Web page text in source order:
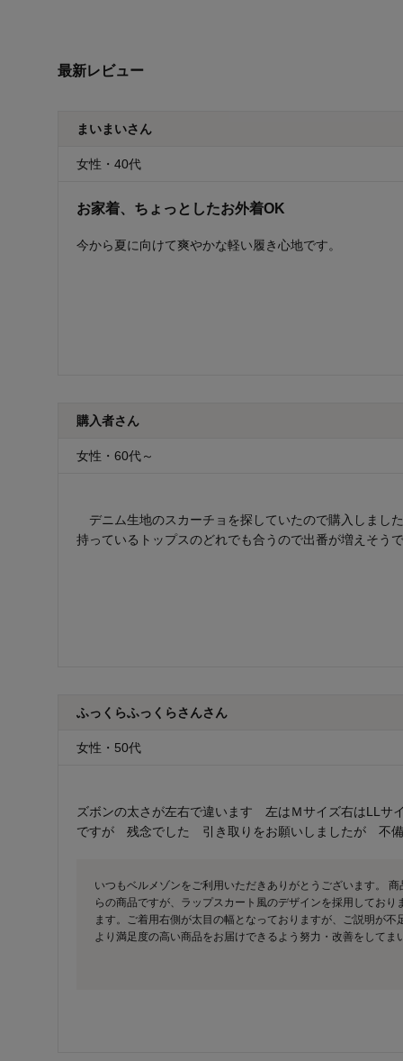
最新レビュー
まいまいさん
女性・40代
お家着、ちょっとしたお外着OK
今から夏に向けて爽やかな軽い履き心地です。
購入者さん
女性・60代～
デニム生地のスカーチョを探していたので購入しまし
持っているトップスのどれでも合うので出番が増えそう
ふっくらふっくらさんさん
女性・50代
ズボンの太さが左右で違います 左はＭサイズ右はLL
ですが 残念でした 引き取りをお願いしましたが 不備
いつもベルメゾンをご利用いただきありがとうございます。
らの商品ですが、ラップスカート風のデザインを採用してお
ます。ご着用右側が太目の幅となっておりますが、ご説明が
より満足度の高い商品をお届けできるよう努力・改善をして